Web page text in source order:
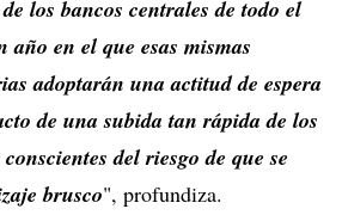
los bancos centrales de todo el
año en el que esas mismas
adoptarán una actitud de espera
de una subida tan rápida de los
del riesgo de que se
brusco", profundiza.